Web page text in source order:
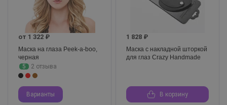
от 1 322 ₽
Маска на глаза Peek-a-boo,
черная
5
2 отзыва
Варианты
1 828 ₽
Маска с накладной шторкой
для глаз Crazy Handmade
В корзину